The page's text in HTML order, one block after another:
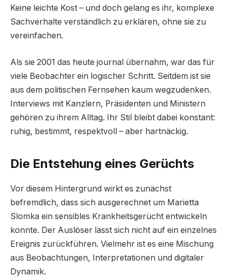
Keine leichte Kost – und doch gelang es ihr, komplexe
Sachverhalte verständlich zu erklären, ohne sie zu
vereinfachen.
Als sie 2001 das heute journal übernahm, war das für
viele Beobachter ein logischer Schritt. Seitdem ist sie
aus dem politischen Fernsehen kaum wegzudenken.
Interviews mit Kanzlern, Präsidenten und Ministern
gehören zu ihrem Alltag. Ihr Stil bleibt dabei konstant:
ruhig, bestimmt, respektvoll – aber hartnäckig.
Die Entstehung eines Gerüchts
Vor diesem Hintergrund wirkt es zunächst
befremdlich, dass sich ausgerechnet um Marietta
Slomka ein sensibles Krankheitsgerücht entwickeln
konnte. Der Auslöser lässt sich nicht auf ein einzelnes
Ereignis zurückführen. Vielmehr ist es eine Mischung
aus Beobachtungen, Interpretationen und digitaler
Dynamik.